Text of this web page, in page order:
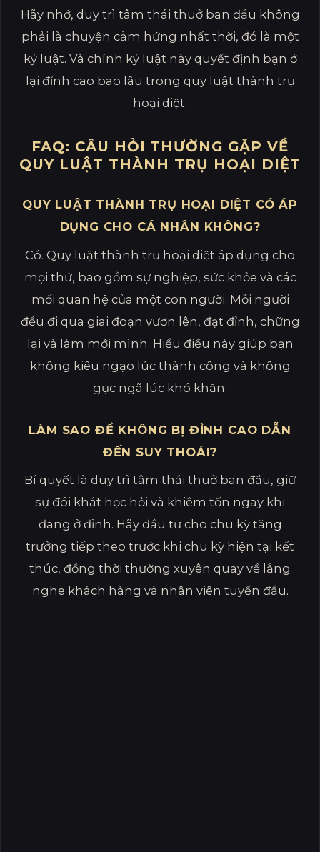
Hãy nhớ, duy trì tâm thái thuở ban đầu không
phải là chuyện cảm hứng nhất thời, đó là một
kỷ luật. Và chính kỷ luật này quyết định bạn ở
lại đỉnh cao bao lâu trong quy luật thành trụ
hoại diệt.
FAQ: CÂU HỎI THƯỜNG GẶP VỀ
QUY LUẬT THÀNH TRỤ HOẠI DIỆT
QUY LUẬT THÀNH TRỤ HOẠI DIỆT CÓ ÁP
DỤNG CHO CÁ NHÂN KHÔNG?
Có. Quy luật thành trụ hoại diệt áp dụng cho
mọi thứ, bao gồm sự nghiệp, sức khỏe và các
mối quan hệ của một con người. Mỗi người
đều đi qua giai đoạn vươn lên, đạt đỉnh, chững
lại và làm mới mình. Hiểu điều này giúp bạn
không kiêu ngạo lúc thành công và không
gục ngã lúc khó khăn.
LÀM SAO ĐỂ KHÔNG BỊ ĐỈNH CAO DẪN
ĐẾN SUY THOÁI?
Bí quyết là duy trì tâm thái thuở ban đầu, giữ
sự đói khát học hỏi và khiêm tốn ngay khi
đang ở đỉnh. Hãy đầu tư cho chu kỳ tăng
trưởng tiếp theo trước khi chu kỳ hiện tại kết
thúc, đồng thời thường xuyên quay về lắng
nghe khách hàng và nhân viên tuyến đầu.